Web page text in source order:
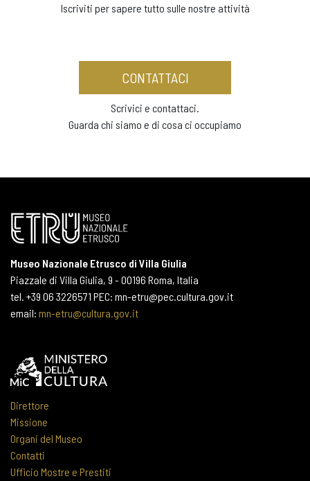
Iscriviti per sapere tutto sulle nostre attività
CONTATTACI
Scrivici e contattaci.
Guarda chi siamo e di cosa ci occupiamo
Museo Nazionale Etrusco di Villa Giulia
Piazzale di Villa Giulia, 9 - 00196 Roma, Italia
tel. +39 06 3226571 PEC: mn-etru@pec.cultura.gov.it
email: mn-etru@cultura.gov.it
Direttore
Missione
Organi del Museo
Contatti
Ufficio Mostre e Prestiti